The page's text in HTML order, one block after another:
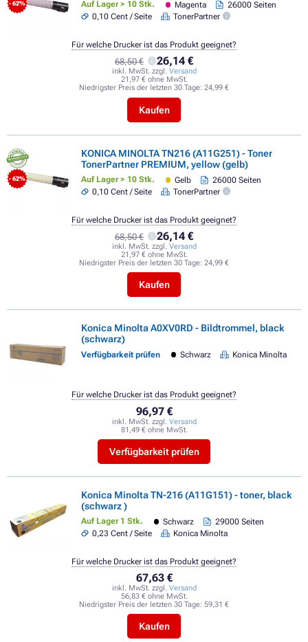
- 62% Auf Lager > 10 Stk. Magenta
26000 Seiten
0,10 Cent / Seite
TonerPartner
68,50 € 26,14 €
inkl. MwSt. zzgl. Versand
21,97 € ohne MwSt.
Niedrigster Preis der letzten 30 Tage: 24,99 €
Kaufen
Für welche Drucker ist das Produkt geeignet?
- 62%
KONICA MINOLTA TN216 (A11G251) - Toner
TonerPartner PREMIUM, yellow (gelb)
Auf Lager > 10 Stk. Gelb
26000 Seiten
0,10 Cent / Seite
TonerPartner
68,50 € 26,14 €
inkl. MwSt. zzgl. Versand
21,97 € ohne MwSt.
Niedrigster Preis der letzten 30 Tage: 24,99 €
Kaufen
Für welche Drucker ist das Produkt geeignet?
Konica Minolta A0XV0RD - Bildtrommel, black
(schwarz)
Verfügbarkeit prüfen Schwarz Konica Minolta
96,97 €
inkl. MwSt. zzgl. Versand
81,49 € ohne MwSt.
Verfügbarkeit prüfen
Für welche Drucker ist das Produkt geeignet?
Konica Minolta TN-216 (A11G151) - toner, black
(schwarz )
Auf Lager 1 Stk. Schwarz
29000 Seiten
0,23 Cent / Seite
Konica Minolta
67,63 €
inkl. MwSt. zzgl. Versand
56,83 € ohne MwSt.
Niedrigster Preis der letzten 30 Tage: 59,31 €
Kaufen
Für welche Drucker ist das Produkt geeignet?